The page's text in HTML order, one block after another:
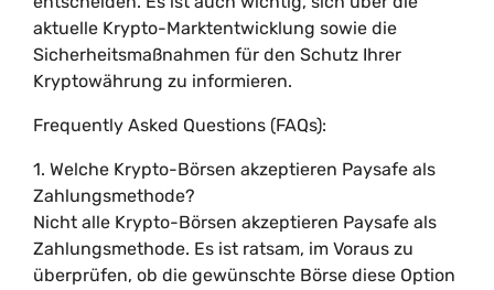
aktuelle Krypto-Marktentwicklung sowie die
Sicherheitsmaßnahmen für den Schutz Ihrer
Kryptowährung zu informieren.
Frequently Asked Questions (FAQs):
1. Welche Krypto-Börsen akzeptieren Paysafe als
Zahlungsmethode?
Nicht alle Krypto-Börsen akzeptieren Paysafe als
Zahlungsmethode. Es ist ratsam, im Voraus zu
überprüfen, ob die gewünschte Börse diese Option